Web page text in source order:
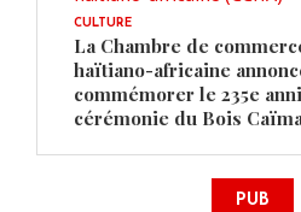
CULTURE
La Chambre de
haïtiano-africaine
commémorer le 235e
cérémonie du Bois
PUB